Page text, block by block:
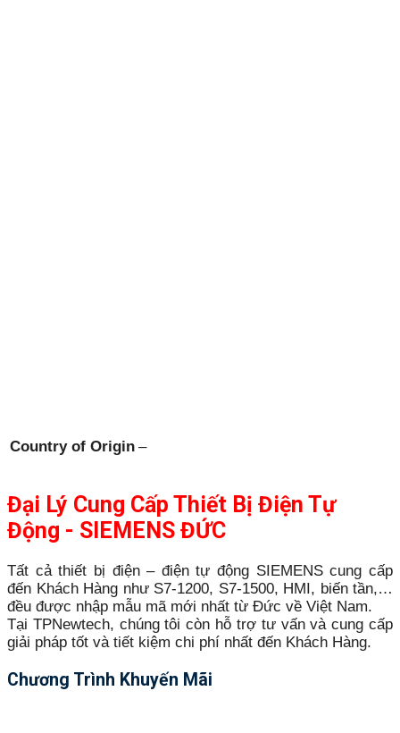
Country of Origin –
Đại Lý Cung Cấp Thiết Bị Điện Tự
Động - SIEMENS ĐỨC
Tất cả thiết bị điện – điện tự động SIEMENS cung cấp
đến Khách Hàng như S7-1200, S7-1500, HMI, biến tần,…
đều được nhập mẫu mã mới nhất từ Đức về Việt Nam.
Tại TPNewtech, chúng tôi còn hỗ trợ tư vấn và cung cấp
giải pháp tốt và tiết kiệm chi phí nhất đến Khách Hàng.
Chương Trình Khuyến Mãi